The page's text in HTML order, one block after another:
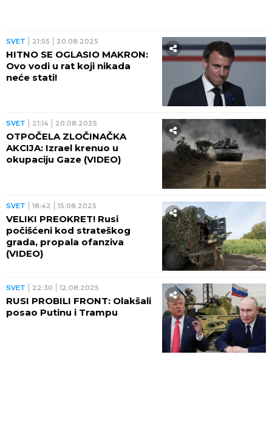
SVET 21:55 20.08.2025
HITNO SE OGLASIO MAKRON:
Ovo vodi u rat koji nikada
neće stati!
SVET 21:14 20.08.2025
OTPOČELA ZLOČINAČKA
AKCIJA: Izrael krenuo u
okupaciju Gaze (VIDEO)
SVET 18:42 15.08.2025
VELIKI PREOKRET! Rusi
počišćeni kod strateškog
grada, propala ofanziva
(VIDEO)
SVET 22:30 12.08.2025
RUSI PROBILI FRONT: Olakšali
posao Putinu i Trampu